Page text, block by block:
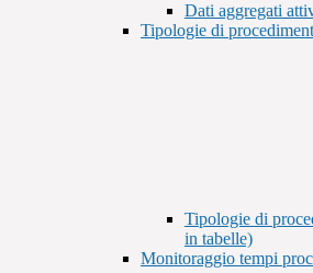
Dati aggregati
Tipologie di
Tipologie di
in tabelle)
Monitoraggio tempi